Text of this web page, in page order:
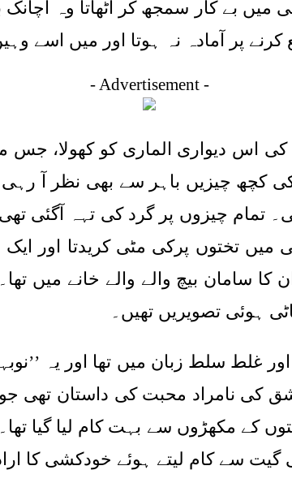
میں بے کار سمجھ کر اٹھاتا وہ
پر آمادہ نہ ہوتا اور میں اسے وہیں
- Advertisement -
اس دیواری الماری کو کھولا،
کچھ چیزیں باہر سے بھی نظر آ
تمام چیزوں پر گرد کی تہہ آگئی
تختوں پرکی مٹی کریدتا اور ایک
سامان بیچ والے والے خانے میں
ہوئی تصویریں تھیں۔
غلط سلط زبان میں تھا اور یہ
کی نامراد محبت کی داستان تھی
کے مکھڑوں سے بہت کام لیا گیا
گیت سے کام لیتے ہوئے خودکشی کا